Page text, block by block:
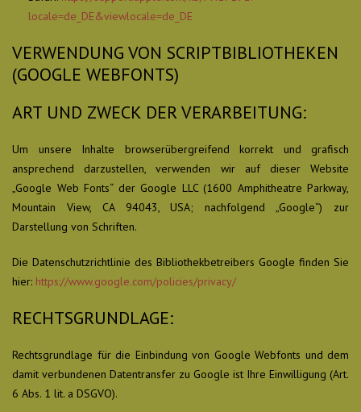
locale=de_DE&viewlocale=de_DE
VERWENDUNG VON SCRIPTBIBLIOTHEKEN
(GOOGLE WEBFONTS)
ART UND ZWECK DER VERARBEITUNG:
Um unsere Inhalte browserübergreifend korrekt und grafisch
ansprechend darzustellen, verwenden wir auf dieser Website
„Google Web Fonts“ der Google LLC (1600 Amphitheatre Parkway,
Mountain View, CA 94043, USA; nachfolgend „Google“) zur
Darstellung von Schriften.
Die Datenschutzrichtlinie des Bibliothekbetreibers Google finden Sie
hier: https://www.google.com/policies/privacy/
RECHTSGRUNDLAGE:
Rechtsgrundlage für die Einbindung von Google Webfonts und dem
damit verbundenen Datentransfer zu Google ist Ihre Einwilligung (Art.
6 Abs. 1 lit. a DSGVO).